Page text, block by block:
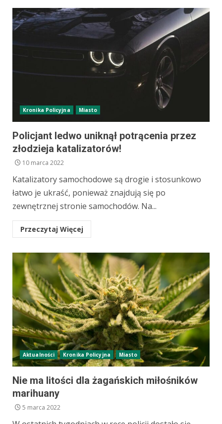
Kronika Policyjna Miasto
Policjant ledwo uniknął potrącenia przez
złodzieja katalizatorów!
10 marca 2022
Katalizatory samochodowe są drogie i stosunkowo
łatwo je ukraść, ponieważ znajdują się po
zewnętrznej stronie samochodów. Na...
Przeczytaj Więcej
Aktualności Kronika Policyjna Miasto
Nie ma litości dla żagańskich miłośników
marihuany
5 marca 2022